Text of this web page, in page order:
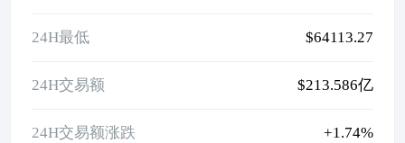
24H最低 $64113.27
24H交易额 $213.586亿
24H交易额涨跌 +1.74%